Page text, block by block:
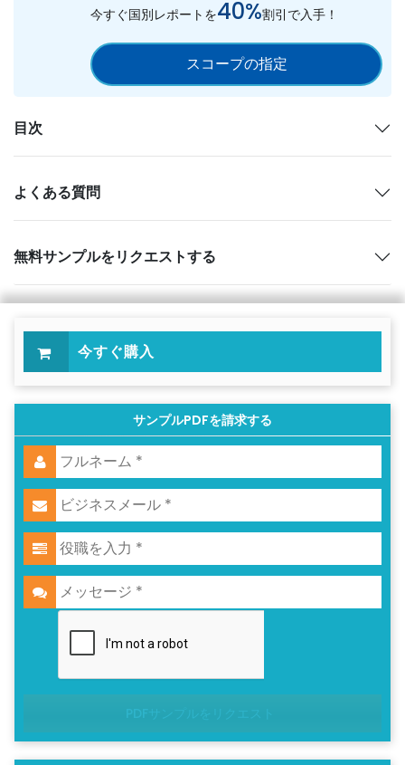
今すぐ国別レポートを40%割引で入手！
スコープの指定
目次
よくある質問
無料サンプルをリクエストする
今すぐ購入
サンプルPDFを請求する